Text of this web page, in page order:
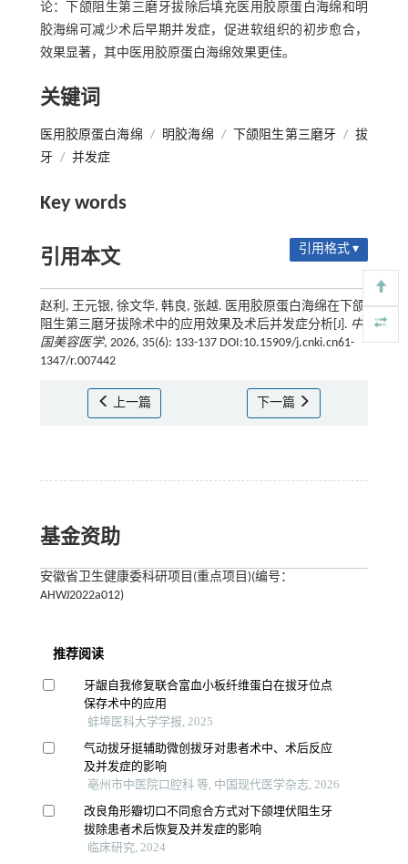
论：下颌阻生第三磨牙拔除后填充医用胶原蛋白海绵和明
胶海绵可减少术后早期并发症，促进软组织的初步愈合，
效果显著，其中医用胶原蛋白海绵效果更佳。
关键词
医用胶原蛋白海绵 / 明胶海绵 / 下颌阻生第三磨牙 / 拔
牙 / 并发症
Key words
引用本文 引用格式 ▾
赵利, 王元银, 徐文华, 韩良, 张越. 医用胶原蛋白海绵在下颌
阻生第三磨牙拔除术中的应用效果及术后并发症分析[J]. 中
国美容医学, 2026, 35(6): 133-137 DOI:10.15909/j.cnki.cn61-
1347/r.007442
上一篇 下一篇
基金资助
安徽省卫生健康委科研项目(重点项目)(编号：
AHWJ2022a012)